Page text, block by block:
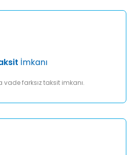
İmkanı
vade farksız taksit imkanı.